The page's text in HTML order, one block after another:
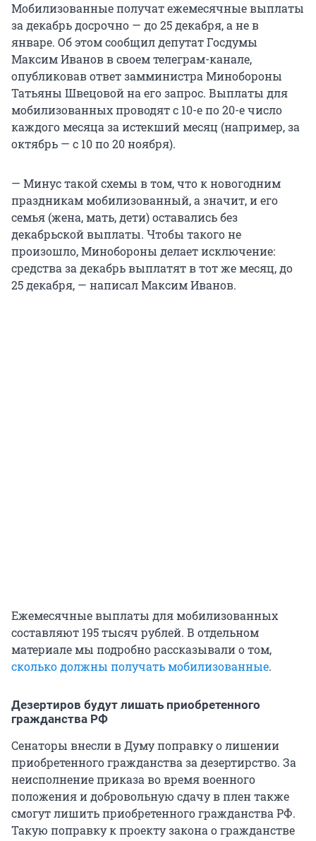
Мобилизованные получат ежемесячные выплаты
за декабрь досрочно — до 25 декабря, а не в
январе. Об этом сообщил депутат Госдумы
Максим Иванов в своем телеграм-канале,
опубликовав ответ замминистра Минобороны
Татьяны Швецовой на его запрос. Выплаты для
мобилизованных проводят с 10-е по 20-е число
каждого месяца за истекший месяц (например, за
октябрь — с 10 по 20 ноября).
— Минус такой схемы в том, что к новогодним
праздникам мобилизованный, а значит, и его
семья (жена, мать, дети) оставались без
декабрьской выплаты. Чтобы такого не
произошло, Минобороны делает исключение:
средства за декабрь выплатят в тот же месяц, до
25 декабря, — написал Максим Иванов.
Ежемесячные выплаты для мобилизованных
составляют 195 тысяч рублей. В отдельном
материале мы подробно рассказывали о том,
сколько должны получать мобилизованные.
Дезертиров будут лишать приобретенного
гражданства РФ
Сенаторы внесли в Думу поправку о лишении
приобретенного гражданства за дезертирство. За
неисполнение приказа во время военного
положения и добровольную сдачу в плен также
смогут лишить приобретенного гражданства РФ.
Такую поправку к проекту закона о гражданстве